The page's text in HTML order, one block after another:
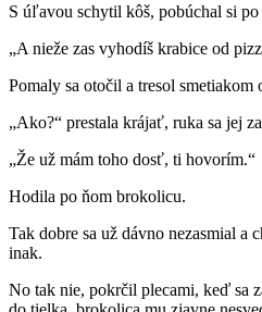
S úľavou schytil kôš, pobúchal si
„A nieže zas vyhodíš krabice od
Pomaly sa otočil a tresol
„Ako?“ prestala krájať, ruka sa jej
„Že už mám toho dosť, ti hovorím.“
Hodila po ňom brokolicu.
Tak dobre sa už dávno nezasmial
inak.
No tak nie, pokrčil plecami, keď sa